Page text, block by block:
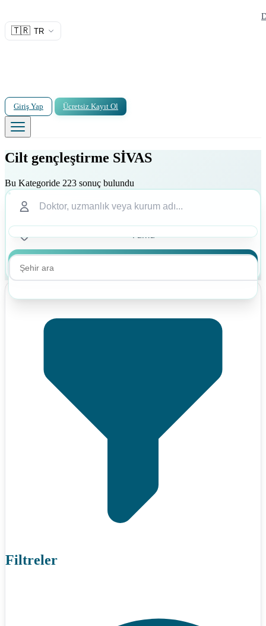
🇹🇷 TR
Giriş Yap Ücretsiz Kayıt Ol
Cilt gençleştirme SİVAS
Bu Kategoride 223 sonuç bulundu
Filtreler